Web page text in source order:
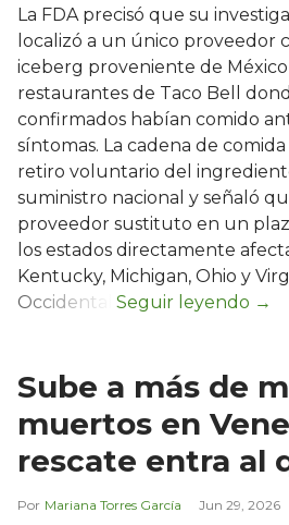
La FDA precisó que su
localizó a un único proveedor
iceberg proveniente de
restaurantes de Taco Bell
confirmados habían comido
síntomas. La cadena de
retiro voluntario del
suministro nacional y señaló
proveedor sustituto en un
los estados directamente
Kentucky, Michigan, Ohio y
Occidental.
Sube a más de
muertos en
rescate entra al
Mariana Torres García Jun 29, 2026